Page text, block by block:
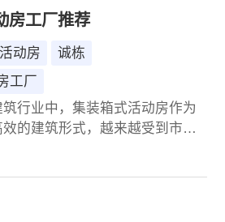
房工厂推荐
动房
诚栋
工厂
行业中，集装箱式活动房作为
的建筑形式，越来越受到市场
搭建迅速、成本节约、灵活性